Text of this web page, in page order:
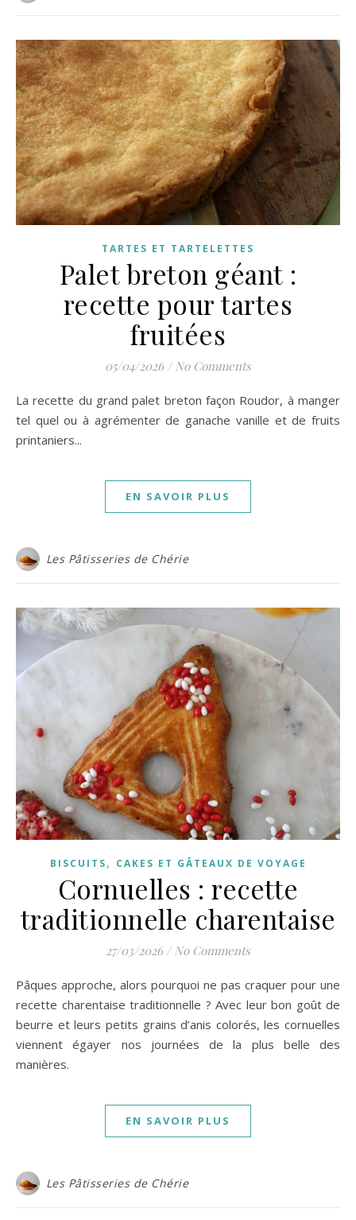
TARTES ET TARTELETTES
Palet breton géant :
recette pour tartes
fruitées
05/04/2026 / No Comments
La recette du grand palet breton façon Roudor, à manger
tel quel ou à agrémenter de ganache vanille et de fruits
printaniers...
EN SAVOIR PLUS
Les Pâtisseries de Chérie
BISCUITS, CAKES ET GÂTEAUX DE VOYAGE
Cornuelles : recette
traditionnelle charentaise
27/03/2026 / No Comments
Pâques approche, alors pourquoi ne pas craquer pour une
recette charentaise traditionnelle ? Avec leur bon goût de
beurre et leurs petits grains d’anis colorés, les cornuelles
viennent égayer nos journées de la plus belle des
manières.
EN SAVOIR PLUS
Les Pâtisseries de Chérie